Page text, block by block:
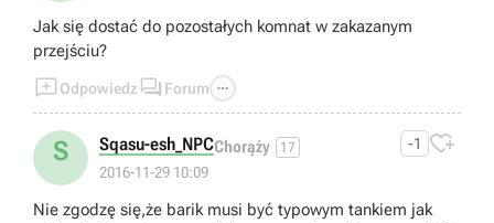
Jak się dostać do pozostałych komnat w zakazanym
przejściu?
Odpowiedz  Forum 
S Sqasu-esh_NPCChorąży 17
2016-11-29 10:09
-1 
Nie zgodzę się,że barik musi być typowym tankiem jak